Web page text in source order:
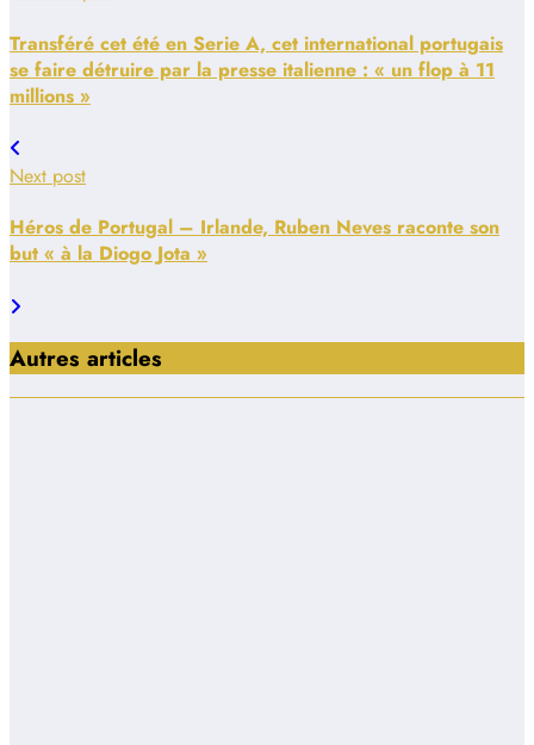
Transféré cet été en Serie A, cet international portugais
se faire détruire par la presse italienne : « un flop à 11
millions »
Next post
Héros de Portugal – Irlande, Ruben Neves raconte son
but « à la Diogo Jota »
Autres articles